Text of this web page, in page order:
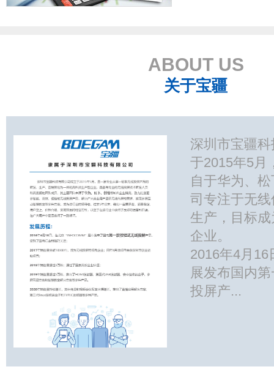
ABOUT US
关于宝疆
深圳市宝疆
于2015年5月
自于华为、
司专注于无
生产，目标
企业。
2016年4月16
展发布国内
投屏产...